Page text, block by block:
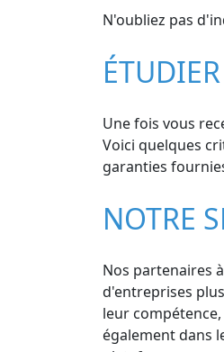
N'oubliez pas
Une fois vous
Voici quelques
garanties
NOTRE
Nos partenaires
d'entreprises
leur
également dans